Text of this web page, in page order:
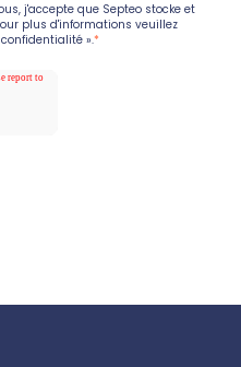
j'accepte que Septeo stocke et
plus d'informations veuillez
».*